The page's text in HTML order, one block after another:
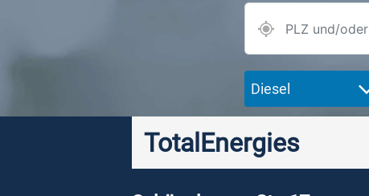
Diesel
TotalEnergies